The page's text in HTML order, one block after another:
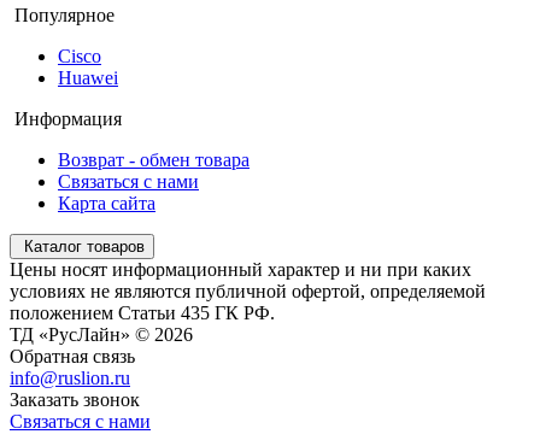
Популярное
Cisco
Huawei
Информация
Возврат - обмен товара
Связаться с нами
Карта сайта
Каталог товаров
Цены носят информационный характер и ни при каких
условиях не являются публичной офертой, определяемой
положением Статьи 435 ГК РФ.
ТД «РусЛайн» © 2026
Обратная связь
info@ruslion.ru
Заказать звонок
Связаться с нами